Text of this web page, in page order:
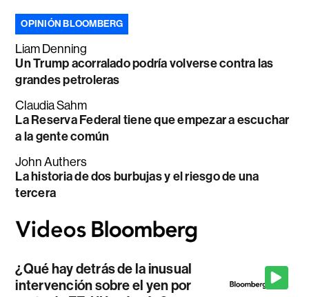
OPINIÓN BLOOMBERG
Liam Denning
Un Trump acorralado podría volverse contra las
grandes petroleras
Claudia Sahm
La Reserva Federal tiene que empezar a escuchar
a la gente común
John Authers
La historia de dos burbujas y el riesgo de una
tercera
¿Qué hay detrás de la inusual
intervención sobre el yen por